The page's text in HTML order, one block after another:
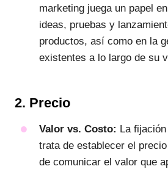
marketing juega un papel
ideas, pruebas y
productos, así como en la
existentes a lo largo de su
2. Precio
Valor vs. Costo: La
trata de establecer el
de comunicar el valor que